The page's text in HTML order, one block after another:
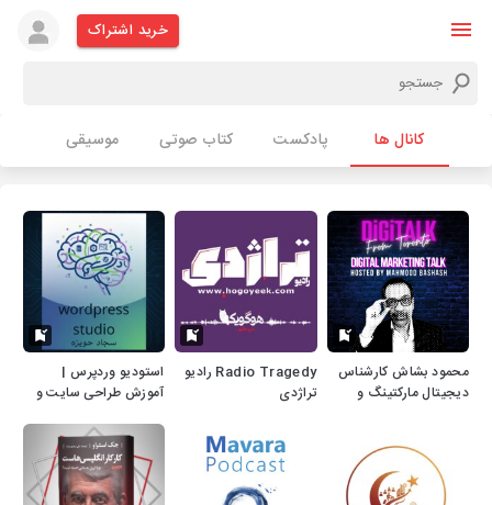
خرید اشتراک
کانال ها پادکست کتاب صوتی موسیقی
محمود بشاش کارشناس
دیجیتال مارکتینگ و
Radio Tragedy رادیو
تراژدی
استودیو وردپرس |
آموزش طراحی سایت و